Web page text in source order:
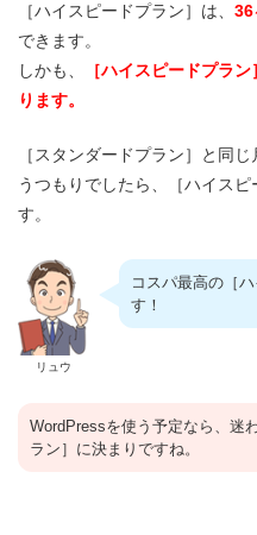
［ハイスピードプラン］は、 36
できます。
しかも、
［ハイスピードプラ
ります。
［スタンダードプラン］と同
うつもりでしたら、［ハイス
す。
リュウ
コスパ最高の［
す！
WordPressを使う予定なら、迷
ラン］に決まりですね。